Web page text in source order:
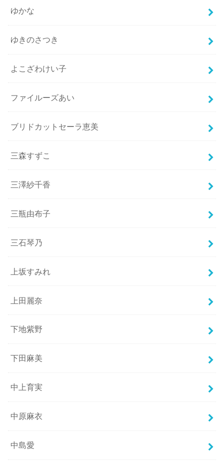
ゆかな
ゆきのさつき
よこざわけい子
ファイルーズあい
ブリドカットセーラ恵美
三森すずこ
三澤紗千香
三瓶由布子
三石琴乃
上坂すみれ
上田麗奈
下地紫野
下田麻美
中上育実
中原麻衣
中島愛